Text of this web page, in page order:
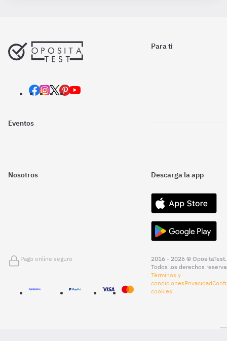
Para ti
Eventos
Nosotros Descarga la app
Pago online seguro
2016 - 2026 © OpositaTest.
Todos los derechos
Términos y
condicionesPrivacidad
cookies